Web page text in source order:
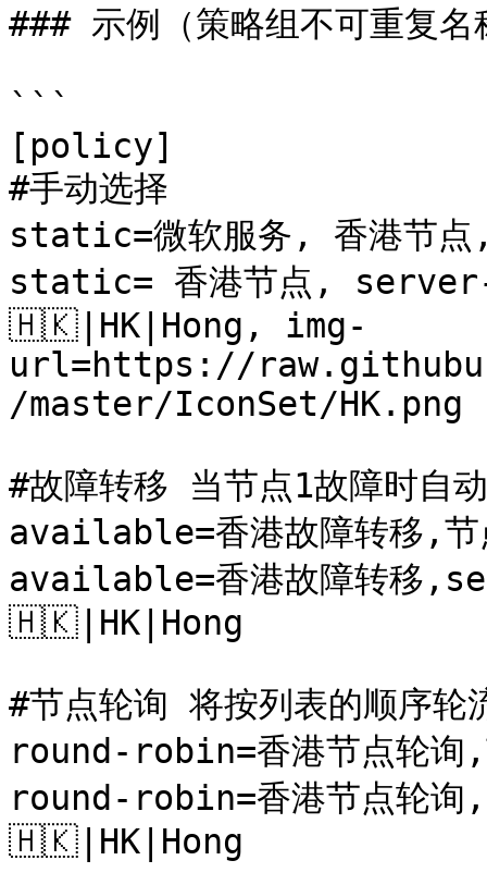
### 示例（策略组不可重复名
```
[policy]
#手动选择
static=微软服务, 香港节点
static= ️香港节点,
🇭🇰️|HK|Hong, img-
url=https://
/master/IconSet/HK.png
#故障转移 当节点1故障时自
available=香港故障转移,
available=香港故障转移
🇭🇰️|HK|Hong
#节点轮询 将按列表的顺序轮
round-robin=香港节点轮询
round-robin=香港节点轮
🇭🇰️|HK|Hong